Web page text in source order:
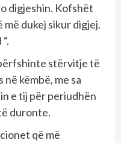
digjeshin. Kofshët
më dukej sikur digjej.
stërvitje të
këmbë, me sa
e tij për periudhën
duronte.
që më